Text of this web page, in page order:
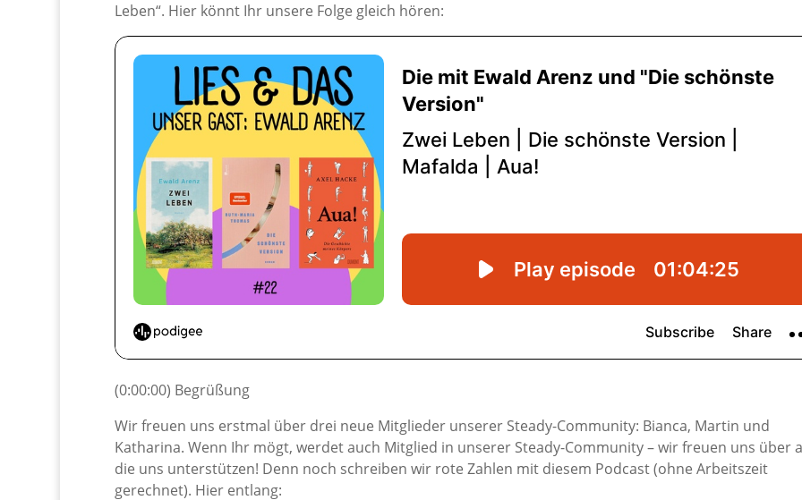
Leben“. Hier könnt Ihr unsere Folge gleich hören:
(0:00:00) Begrüßung
Wir freuen uns erstmal über drei neue Mitglieder unserer Steady-Community: Bianca, Martin und
Katharina. Wenn Ihr mögt, werdet auch Mitglied in unserer Steady-Community – wir freuen uns über
die uns unterstützen! Denn noch schreiben wir rote Zahlen mit diesem Podcast (ohne Arbeitszeit
gerechnet). Hier entlang: